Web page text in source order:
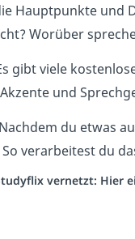
Hauptpunkte und
Worüber
gibt viele
und
du etwas
verarbeitest du
vernetzt: Hier